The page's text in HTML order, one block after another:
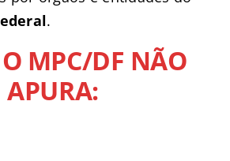
.
MPC/DF NÃO
APURA: